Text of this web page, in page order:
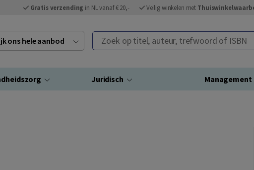
Gratis verzending in NL vanaf € 20,- Veilig winkelen met
ons hele aanbod Zoek op titel, auteur, trefwoord of ISBN
Juridisch Management